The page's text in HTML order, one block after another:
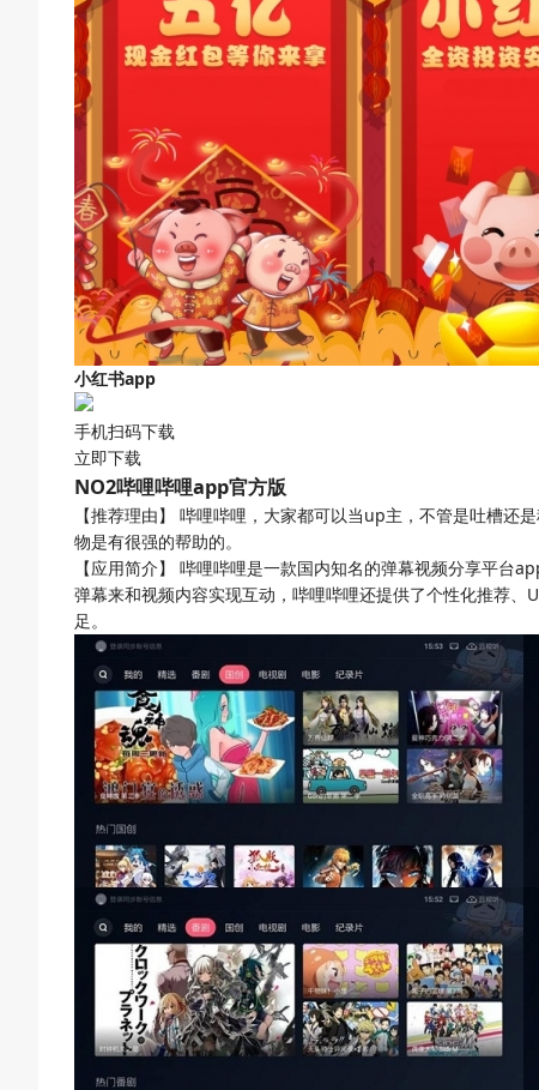
小红书app
手机扫码下载
立即下载
NO2哔哩哔哩app官方版
【推荐理由】
哔哩哔哩，大家都可以当up主，不管是吐槽还
物是有很强的帮助的。
【应用简介】
哔哩哔哩是一款国内知名的弹幕视频分享平台
弹幕来和视频内容实现互动，哔哩哔哩还提供了个性化推荐
足。